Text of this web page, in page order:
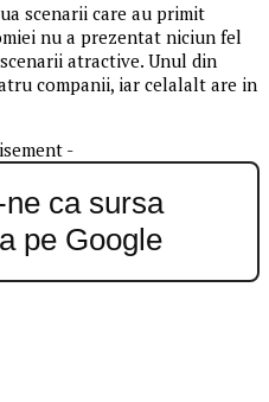
scenarii care au primit
nu a prezentat niciun fel
atractive. Unul din
companii, iar celalalt are in
-
ca sursa
pe Google